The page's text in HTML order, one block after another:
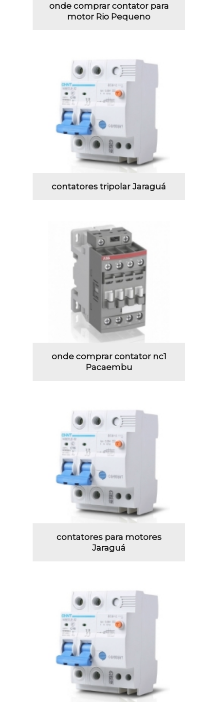
onde comprar contator para
motor Rio Pequeno
contatores tripolar Jaraguá
onde comprar contator nc1
Pacaembu
contatores para motores
Jaraguá